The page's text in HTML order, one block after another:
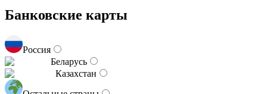
Банковские карты
Россия
Беларусь
Казахстан